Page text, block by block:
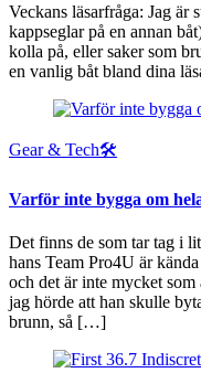
Veckans läsarfråga: Jag är
kappseglar på en annan
kolla på, eller saker som
en vanlig båt bland dina
Gear & Tech🛠
Varför inte bygga om
Det finns de som tar tag i
hans Team Pro4U är
och det är inte mycket
jag hörde att han skulle
brunn, så […]